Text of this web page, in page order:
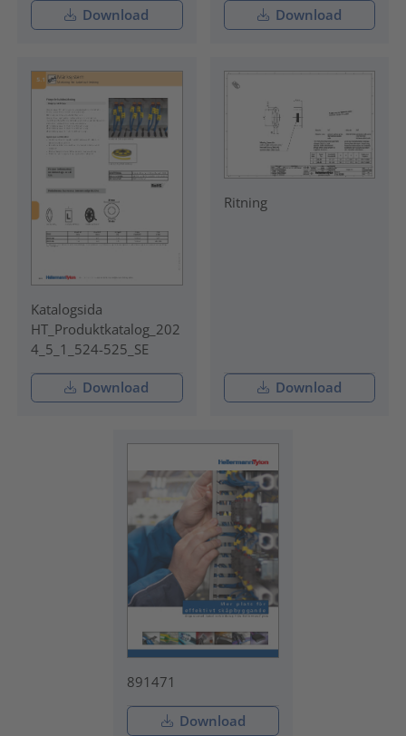
Download Download
Katalogsida
HT_Produktkatalog_202
4_5_1_524-525_SE
Download
Ritning
Download
891471
Download